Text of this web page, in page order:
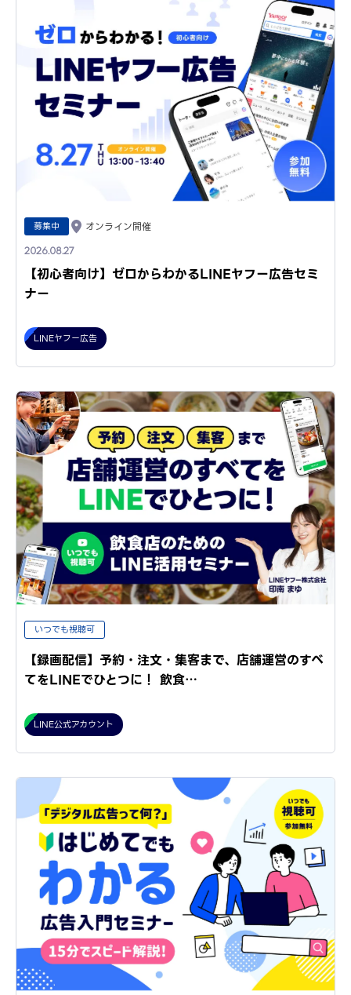
募集中 オンライン開催
2026.08.27
【初心者向け】ゼロからわかるLINEヤフー広告セミ
ナー
LINEヤフー広告
いつでも視聴可
【録画配信】予約・注文・集客まで、店舗運営のすべ
てをLINEでひとつに！ 飲食…
LINE公式アカウント